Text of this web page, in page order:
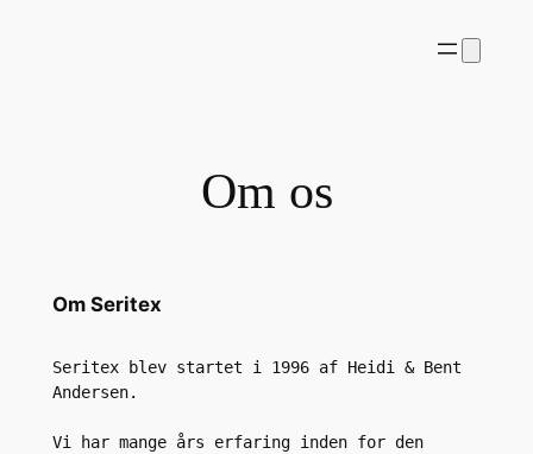
Om os
Om Seritex
Seritex blev startet i 1996 af Heidi & Bent
Andersen.
Vi har mange års erfaring inden for den